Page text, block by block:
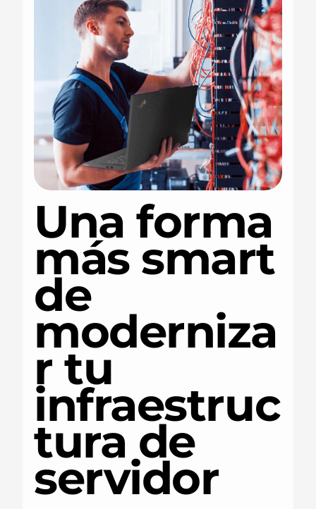
Una forma
más smart
de
moderniza
r tu
infraestruc
tura de
servidor